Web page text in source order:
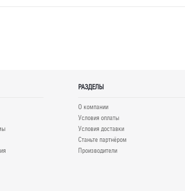
РАЗДЕЛЫ
О компании
Условия оплаты
Условия доставки
Станьте партнёром
Производители